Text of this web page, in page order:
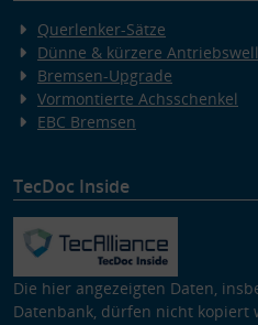
Querlenker-Sätze
Dünne & kürzere
Bremsen-Upgrade
Vormontierte Achsschenkel
EBC Bremsen
TecDoc Inside
Die hier angezeigten Daten,
Datenbank, dürfen nicht kopiert